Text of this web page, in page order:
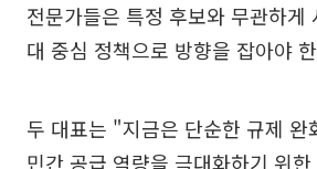
전문가들은 특정 후보와 무관하게
대 중심 정책으로 방향을 잡아야
두 대표는 "지금은 단순한 규제 완
민간 공급 역량을 극대화하기 위